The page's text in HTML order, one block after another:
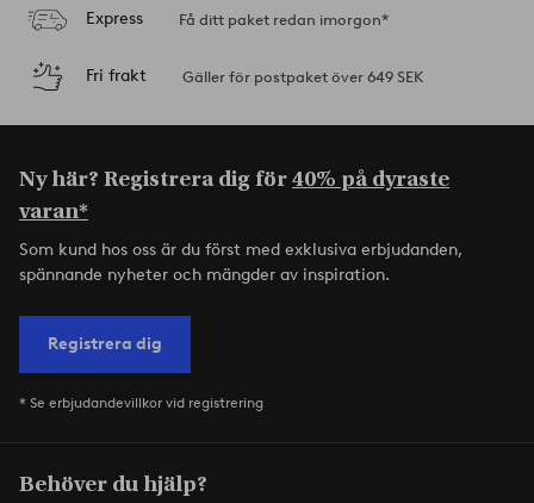
Express Få ditt paket redan imorgon*
Fri frakt Gäller för postpaket över 649 SEK
Ny här? Registrera dig för40% på dyraste
varan*
Som kund hos oss är du först med exklusiva erbjudanden,
spännande nyheter och mängder av inspiration.
Registrera dig
* Se erbjudandevillkor vid registrering
Behöver du hjälp?